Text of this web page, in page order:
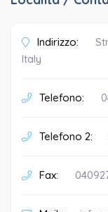
Indirizzo:
Italy
Telefono:
Telefono 2:
Fax: